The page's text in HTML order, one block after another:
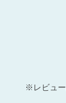
※レビュー